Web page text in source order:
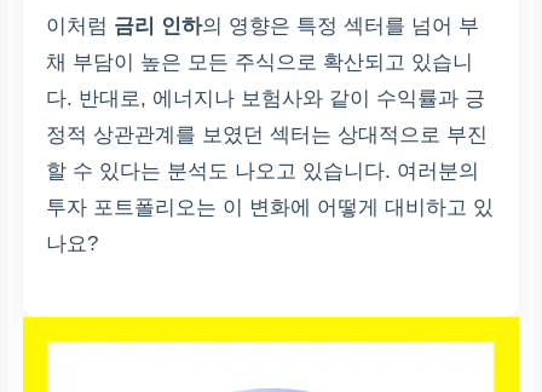
이처럼 금리 인하의 영향은 특정 섹터를 넘어 부
채 부담이 높은 모든 주식으로 확산되고 있습니
다. 반대로, 에너지나 보험사와 같이 수익률과 긍
정적 상관관계를 보였던 섹터는 상대적으로 부진
할 수 있다는 분석도 나오고 있습니다. 여러분의
투자 포트폴리오는 이 변화에 어떻게 대비하고 있
나요?